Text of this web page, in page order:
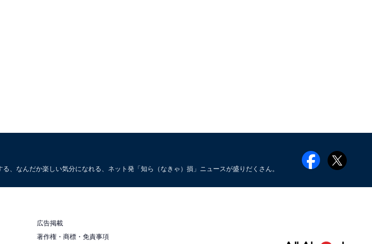
、なんだか楽しい気分になれる、ネット発「知ら（なきゃ）損」ニュースが盛りだくさん。
広告掲載
著作権・商標・免責事項